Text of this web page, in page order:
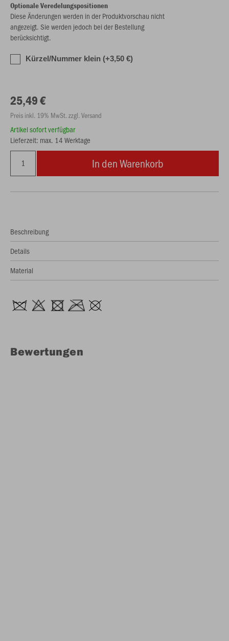
Optionale Veredelungspositionen
Diese Änderungen werden in der Produktvorschau nicht
angezeigt. Sie werden jedoch bei der Bestellung
berücksichtigt.
Kürzel/Nummer klein (+3,50 €)
25,49 €
Preis inkl. 19% MwSt. zzgl. Versand
Artikel sofort verfügbar
Lieferzeit: max. 14 Werktage
In den Warenkorb
Beschreibung
Details
Material
Bewertungen